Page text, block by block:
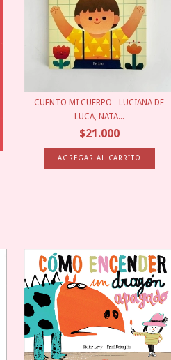
CUENTO MI CUERPO - LUCIANA DE
LUCA, NATA...
$21.000